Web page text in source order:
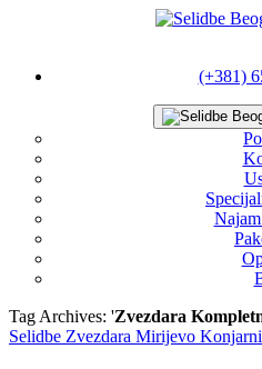
(+381)
Tag Archives: 'Zvezdara
Selidbe Zvezdara Mirijevo